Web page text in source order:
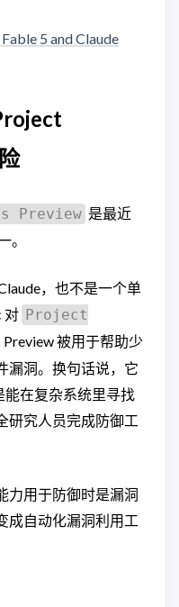
5 and Claude
Preview 是最近
。
，也不是一个单
对 Project
被用于帮助少
漏洞。换句话说，它
能在复杂系统里寻找
研究人员完成防御工
力用于防御时是漏洞
成自动化漏洞利用工